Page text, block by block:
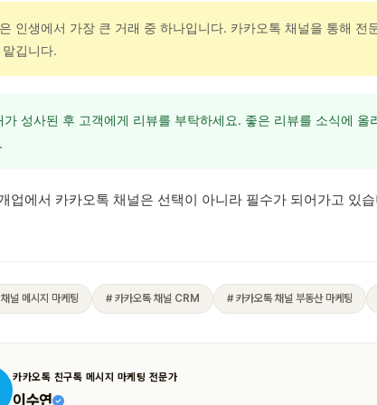
인생에서 가장 큰 거래 중 하나입니다. 카카오톡 채널을 통해 전
깁니다.
성사된 후 고객에게 리뷰를 부탁하세요. 좋은 리뷰를 소식에
업에서 카카오톡 채널은 선택이 아니라 필수가 되어가고 있
널 메시지 마케팅 # 카카오톡 채널 CRM # 카카오톡 채널 부동산 마케팅
카카오톡 친구톡 메시지 마케팅 전문가
이수연